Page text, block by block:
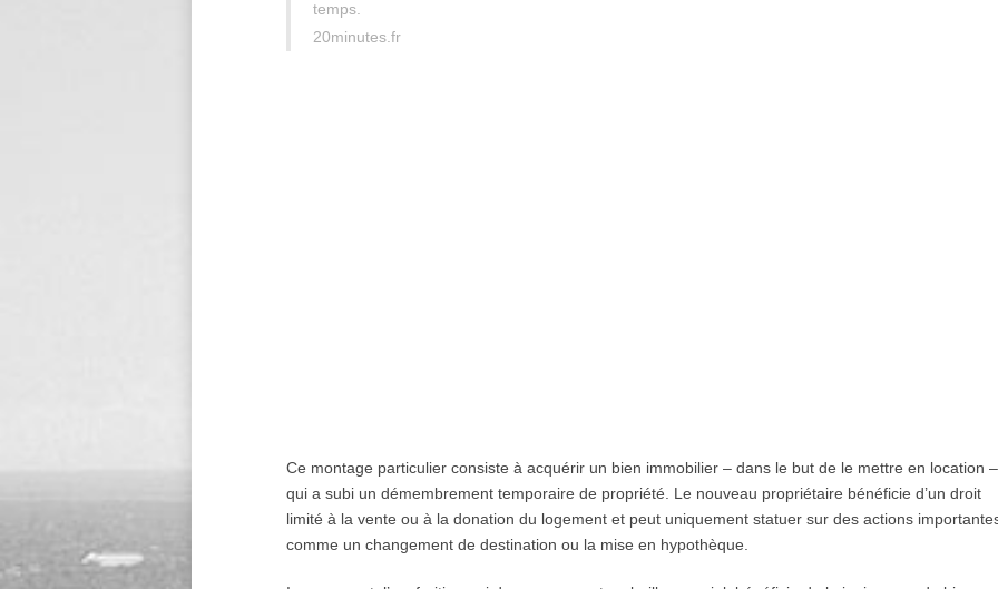
temps.
20minutes.fr
Ce montage particulier consiste à acquérir un bien immobilier – dans le but de le mettre en location –
qui a subi un démembrement temporaire de propriété. Le nouveau propriétaire bénéficie d’un droit
limité à la vente ou à la donation du logement et peut uniquement statuer sur des actions
comme un changement de destination ou la mise en hypothèque.